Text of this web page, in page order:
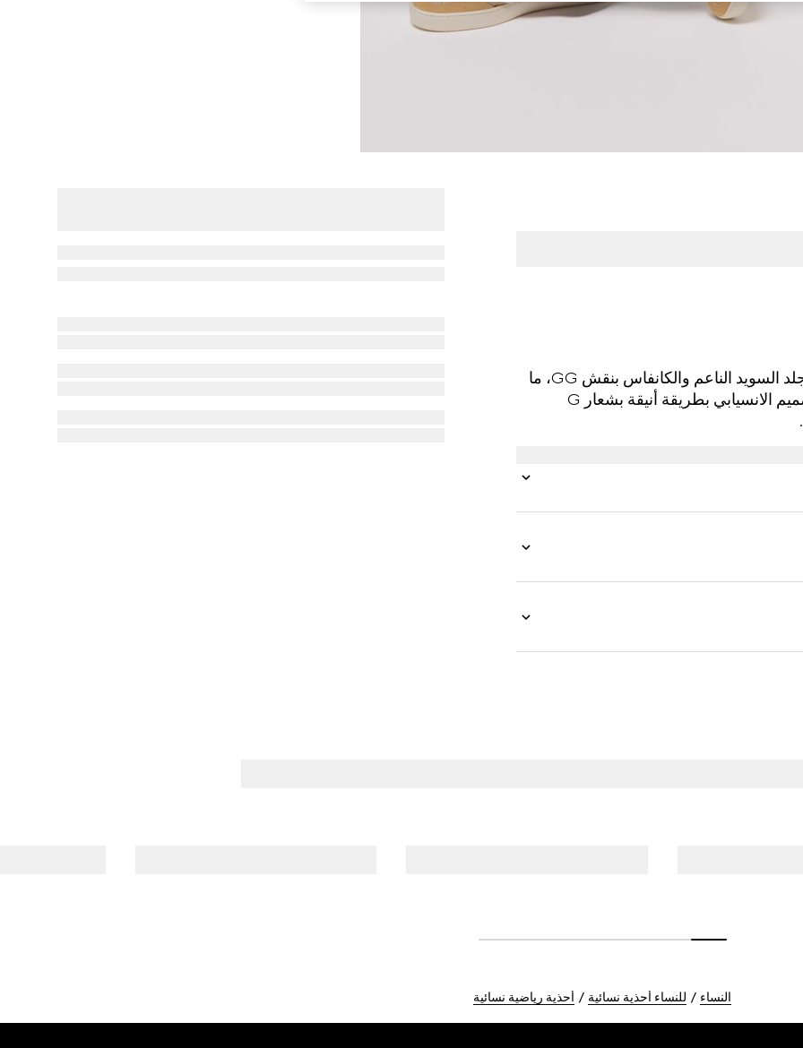
في مجموعة خريف وشتاء 2025, صُنع هذا الحذاء من جلد السويد الناعم والكانفاس بنقش GG، ما
أكسبه جاذبية أنيقة وعصرية في الوقت ذاته. يتعزّز التصميم الانسيابي بطريقة أنيقة بشعار G
النساء للنساء أحذية نسائية أحذية رياضية نسائية